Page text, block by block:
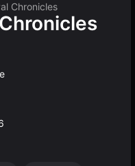
Chronicles